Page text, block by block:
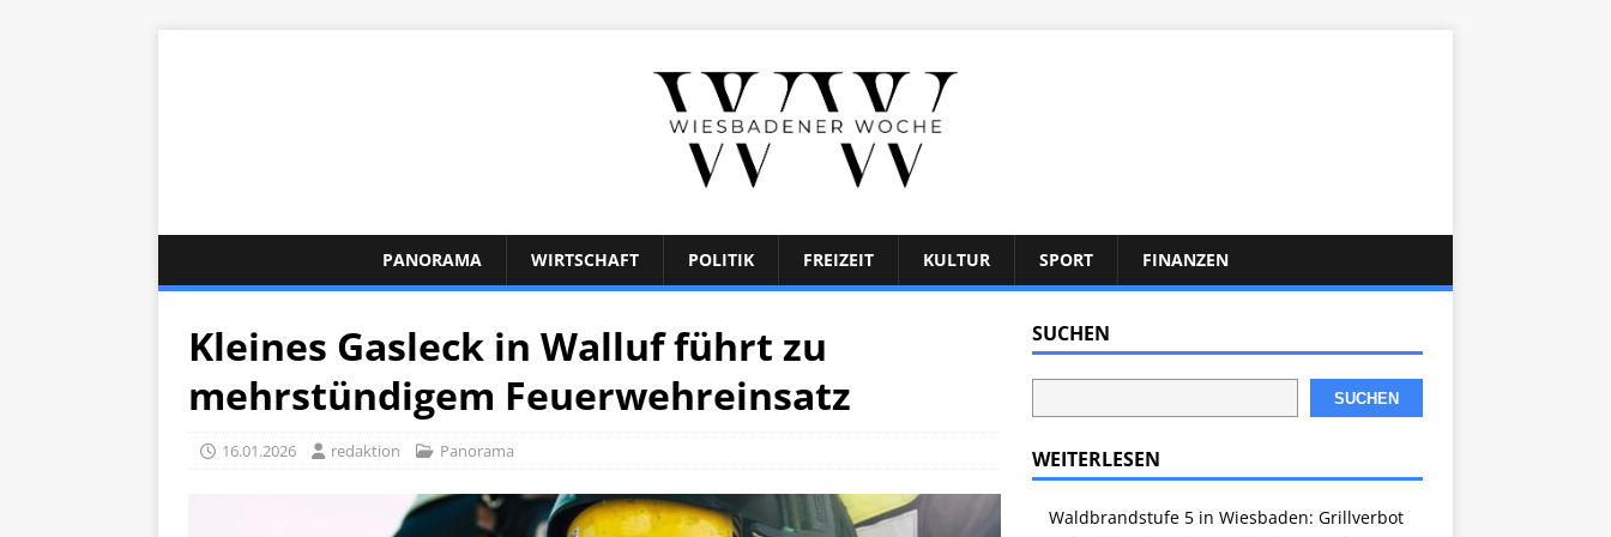
PANORAMA WIRTSCHAFT POLITIK FREIZEIT KULTUR SPORT FINANZEN
Kleines Gasleck in Walluf führt zu
mehrstündigem Feuerwehreinsatz
16.01.2026 redaktion Panorama
SUCHEN
SUCHEN
WEITERLESEN
Waldbrandstufe 5 in Wiesbaden: Grillverbot